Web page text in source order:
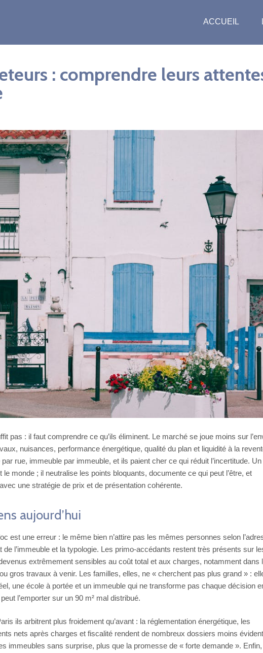
ACCUEIL
: comprendre leurs
pas : il faut comprendre ce qu’ils éliminent. Le marché se joue moins sur
nuisances, performance énergétique, qualité du plan et liquidité à la
rue, immeuble par immeuble, et ils paient cher ce qui réduit l’incertitude. Un
monde ; il neutralise les points bloquants, documente ce qui peut l’être, et
une stratégie de prix et de présentation cohérente.
aujourd’hui
est une erreur : le même bien n’attire pas les mêmes personnes selon
de l’immeuble et la typologie. Les primo‑accédants restent très présents sur
extrêmement sensibles au coût total et aux charges, notamment dans
gros travaux à venir. Les familles, elles, ne « cherchent pas plus grand » :
une école à portée et un immeuble qui ne transforme pas chaque décision
l’emporter sur un 90 m² mal distribué.
ils arbitrent plus froidement qu’avant : la réglementation énergétique, les
nets après charges et fiscalité rendent de nombreux dossiers moins
immeubles sans surprise, plus que la promesse de « forte demande ».